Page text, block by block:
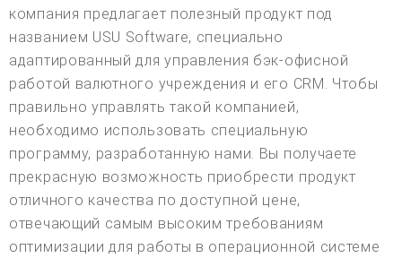
компания предлагает полезный продукт под
названием USU Software, специально
адаптированный для управления бэк-офисной
работой валютного учреждения и его CRM. Чтобы
правильно управлять такой компанией,
необходимо использовать специальную
программу, разработанную нами. Вы получаете
прекрасную возможность приобрести продукт
отличного качества по доступной цене,
отвечающий самым высоким требованиям
оптимизации для работы в операционной системе